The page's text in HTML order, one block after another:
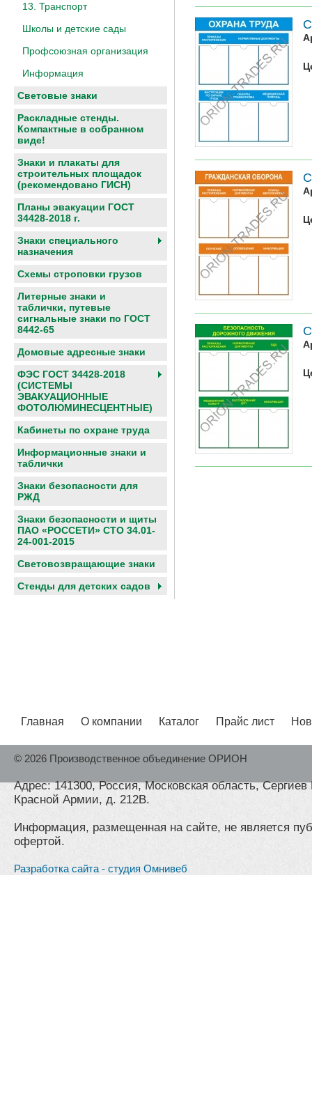
13. Транспорт
Школы и детские сады
Профсоюзная организация
Информация
Световые знаки
Раскладные стенды.
Компактные в собранном
виде!
Знаки и плакаты для
строительных площадок
(рекомендовано ГИСН)
Планы эвакуации ГОСТ
34428-2018 г.
Знаки специального
назначения
Схемы строповки грузов
Литерные знаки и
таблички, путевые
сигнальные знаки по ГОСТ
8442-65
Домовые адресные знаки
ФЭС ГОСТ 34428-2018
(СИСТЕМЫ
ЭВАКУАЦИОННЫЕ
ФОТОЛЮМИНЕСЦЕНТНЫЕ)
Кабинеты по охране труда
Информационные знаки и
таблички
Знаки безопасности для
РЖД
Знаки безопасности и щиты
ПАО «РОССЕТИ» СТО 34.01-
24-001-2015
Световозвращающие знаки
Cтенды для детских садов
Главная О компании Каталог Прайс лист
© 2026 Производственное объединение ОРИОН
Адрес: 141300, Россия, Московская область,
Красной Армии, д. 212В.
Информация, размещенная на сайте, не является
офертой.
Разработка сайта - студия Омнивеб